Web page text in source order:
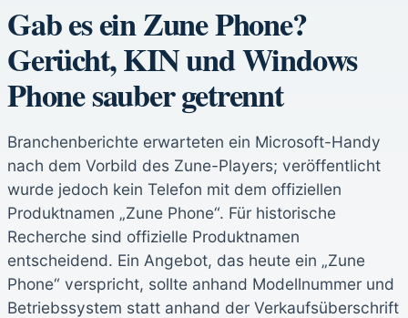
Gab es ein Zune Phone?
Gerücht, KIN und Windows
Phone sauber getrennt
Branchenberichte erwarteten ein Microsoft-Handy
nach dem Vorbild des Zune-Players; veröffentlicht
wurde jedoch kein Telefon mit dem offiziellen
Produktnamen „Zune Phone“. Für historische
Recherche sind offizielle Produktnamen
entscheidend. Ein Angebot, das heute ein „Zune
Phone“ verspricht, sollte anhand Modellnummer und
Betriebssystem statt anhand der Verkaufsüberschrift